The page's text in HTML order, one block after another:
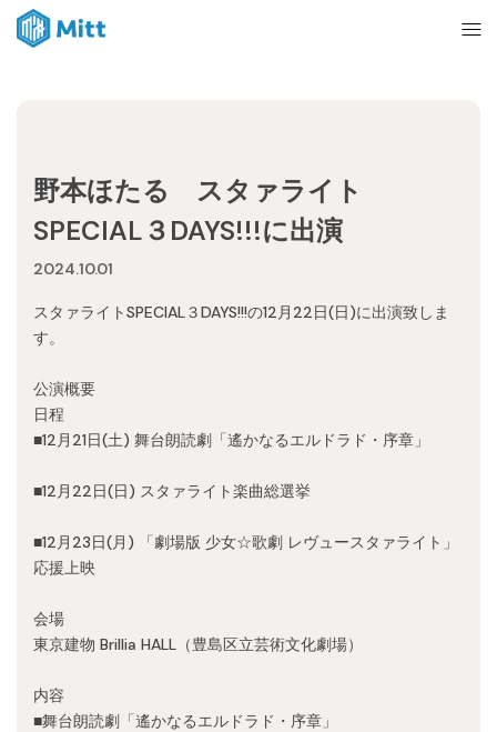
News
mitt management
野本ほたる スタァライト
SPECIAL３DAYS!!!に出演
2024.10.01
スタァライトSPECIAL３DAYS!!!の12月22日(日)に出演致しま
す。
公演概要
日程
■12月21日(土) 舞台朗読劇「遙かなるエルドラド・序章」
■12月22日(日) スタァライト楽曲総選挙
■12月23日(月) 「劇場版 少女☆歌劇 レヴュースタァライト」
応援上映
会場
東京建物 Brillia HALL（豊島区立芸術文化劇場）
内容
■舞台朗読劇「遙かなるエルドラド・序章」